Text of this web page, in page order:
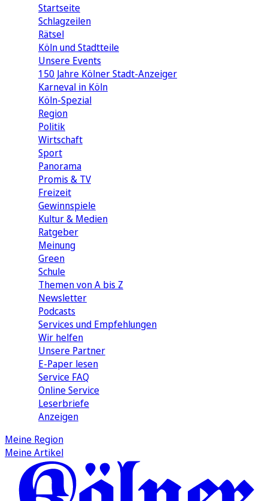
Startseite
Schlagzeilen
Rätsel
Köln und Stadtteile
Unsere Events
150 Jahre Kölner Stadt-Anzeiger
Karneval in Köln
Köln-Spezial
Region
Politik
Wirtschaft
Sport
Panorama
Promis & TV
Freizeit
Gewinnspiele
Kultur & Medien
Ratgeber
Meinung
Green
Schule
Themen von A bis Z
Newsletter
Podcasts
Services und Empfehlungen
Wir helfen
Unsere Partner
E-Paper lesen
Service FAQ
Online Service
Leserbriefe
Anzeigen
Meine Region
Meine Artikel